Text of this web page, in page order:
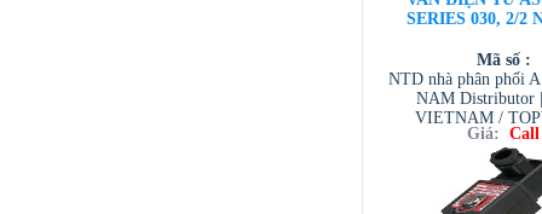
SERIES 030, 2/2
Mã số :
NTD nhà phân phối
NAM Distributor
VIETNAM /
VIETNAM /
/ TESCOM
Giá: Call